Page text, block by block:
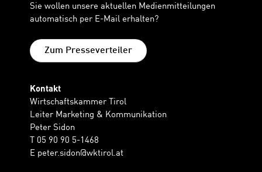
Sie wollen unsere aktuellen Medienmitteilungen
automatisch per E-Mail erhalten?
Zum Presseverteiler
Kontakt
Wirtschaftskammer Tirol
Leiter Marketing & Kommunikation
Peter Sidon
T 05 90 90 5-1468
E peter.sidon@wktirol.at